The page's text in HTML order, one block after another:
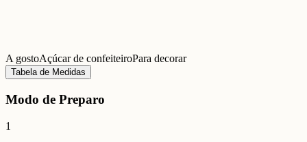
A gostoAçúcar de confeiteiroPara decorar
Tabela de Medidas
Modo de Preparo
1